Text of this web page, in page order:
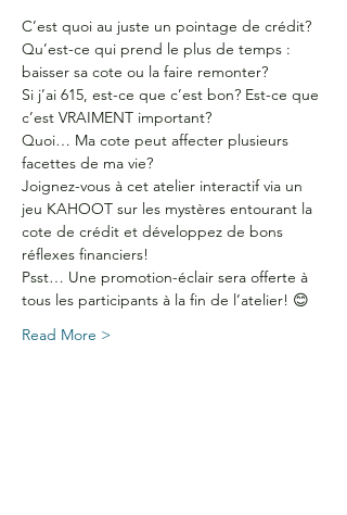
C’est quoi au juste un pointage de crédit?
Qu’est-ce qui prend le plus de temps :
baisser sa cote ou la faire remonter?
Si j’ai 615, est-ce que c’est bon? Est-ce que
c’est VRAIMENT important?
Quoi… Ma cote peut affecter plusieurs
facettes de ma vie?
Joignez-vous à cet atelier interactif via un
jeu KAHOOT sur les mystères entourant la
cote de crédit et développez de bons
réflexes financiers!
Psst… Une promotion-éclair sera offerte à
tous les participants à la fin de l’atelier! 😊
Read More >